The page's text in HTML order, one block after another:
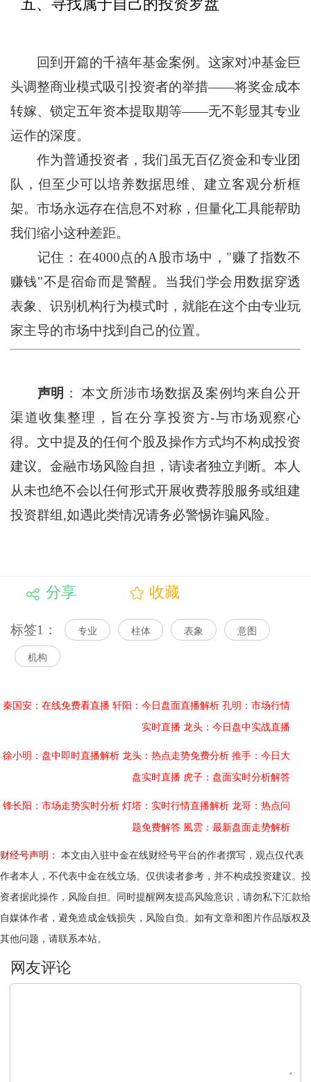
五、寻找属于自己的投资罗盘
回到开篇的千禧年基金案例。这家对冲基金巨
头调整商业模式吸引投资者的举措——将奖金成本
转嫁、锁定五年资本提取期等——无不彰显其专业
运作的深度。
作为普通投资者，我们虽无百亿资金和专业团
队，但至少可以培养数据思维、建立客观分析框
架。市场永远存在信息不对称，但量化工具能帮助
我们缩小这种差距。
记住：在4000点的A股市场中，"赚了指数不
赚钱"不是宿命而是警醒。当我们学会用数据穿透
表象、识别机构行为模式时，就能在这个由专业玩
家主导的市场中找到自己的位置。
声明 ： 本文所涉市场数据及案例均来自公开
渠道收集整理，旨在分享投资方-与市场观察心
得。文中提及的任何个股及操作方式均不构成投资
建议。金融市场风险自担，请读者独立判断。本人
从未也绝不会以任何形式开展收费荐股服务或组建
投资群组,如遇此类情况请务必警惕诈骗风险。
分享 收藏
标签1： 专业 柱体 表象 意图
机构
秦国安：在线免费看直播 轩阳：今日盘面直播解析 孔明：市场行情
实时直播 龙头：今日盘中实战直播
徐小明：盘中即时直播解析 龙头：热点走势免费分析 推手：今日大
盘实时直播 虎子：盘面实时分析解答
锋长阳：市场走势实时分析 灯塔：实时行情直播解析 龙哥：热点问
题免费解答 風雲：最新盘面走势解析
财经号声明：
本文由入驻中金在线财经号平台的作者撰写，观点仅代表
作者本人，不代表中金在线立场。仅供读者参考，并不构成投资建议。投
资者据此操作，风险自担。同时提醒网友提高风险意识，请勿私下汇款给
自媒体作者，避免造成金钱损失，风险自负。如有文章和图片作品版权及
其他问题，请联系本站。